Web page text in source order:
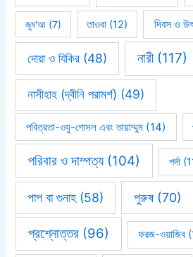
জুম'আ (7) তাওবা (12) দিবস ও
দোয়া ও যিকির (48) নারী(117)
নাসীহাহ (দ্বীনি পরামর্শ) (49)
পবিত্রতা-ওযু-গোসল এবং তায়াম্মুম (14)
পরিবার ও দাম্পত্য(104) পর্দা
পাপ বা গুনাহ(58) পুরুষ(70)
প্রশ্নোত্তর (96) ফরজ-ওয়াজিব